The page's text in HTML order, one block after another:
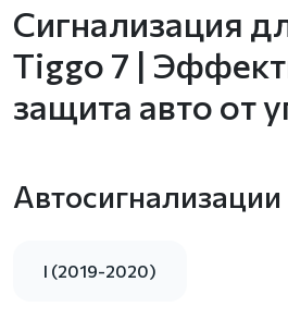
Сигнализация
Tiggo 7 |
защита авто от
Автосигнализации
I (2019-2020)